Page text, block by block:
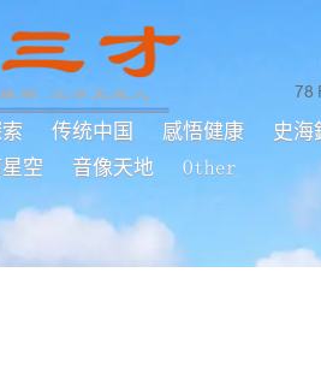
78
传统中国 感悟健康
史海
空 音像天地 Other